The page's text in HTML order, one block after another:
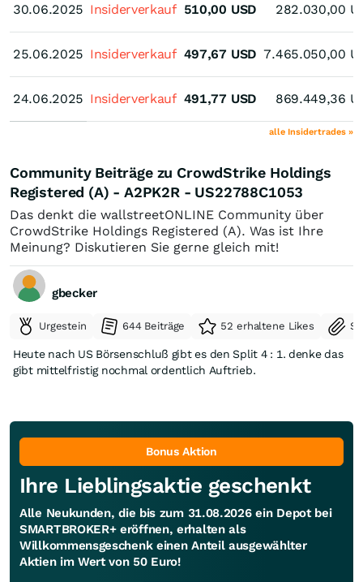
30.06.2025
25.06.2025
24.06.2025
30.06.2025 Insiderverkauf 510,00 USD 282.030,00
25.06.2025 Insiderverkauf 497,67 USD 7.465.050,00
24.06.2025 Insiderverkauf 491,77 USD 869.449,36
alle Insidertrades »
Community Beiträge zu CrowdStrike Holdings
Registered (A) - A2PK2R - US22788C1053
Das denkt die wallstreetONLINE Community über
CrowdStrike Holdings Registered (A). Was ist Ihre
Meinung? Diskutieren Sie gerne gleich mit!
gbecker
Urgestein 644 Beiträge 52 erhaltene Likes
Heute nach US Börsenschluß gibt es den Split 4 : 1. denke das
gibt mittelfristig nochmal ordentlich Auftrieb.
Bonus Aktion
Ihre Lieblingsaktie geschenkt
Alle Neukunden, die bis zum 31.08.2026 ein Depot bei
SMARTBROKER+ eröffnen, erhalten als
Willkommensgeschenk einen Anteil ausgewählter
Aktien im Wert von 50 Euro!